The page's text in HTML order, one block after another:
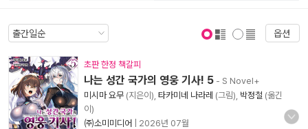
옵션
초판 한정 책갈피
나는 성간 국가의 영웅 기사! 5 - S Novel+
미시마 요무 (지은이), 타카미네 나라레 (그림), 박정철 (옮긴
이)
㈜소미미디어
2026년 07월